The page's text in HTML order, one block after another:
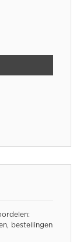
bestellingen